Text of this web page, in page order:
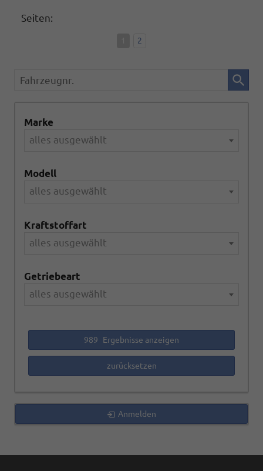
Seiten:
2
Fahrzeugnr.
Marke
alles ausgewählt
Modell
alles ausgewählt
Kraftstoffart
alles ausgewählt
Getriebeart
alles ausgewählt
989 Ergebnisse anzeigen
zurücksetzen
Anmelden